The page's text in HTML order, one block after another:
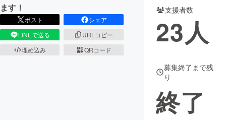
ます！
ポスト
シェア
LINEで送る
URLコピー
埋め込み
QRコード
支援者数
23人
募集終了まで残
り
終了